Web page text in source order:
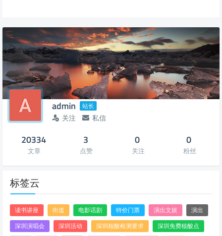
admin 站长
关注 私信
20334
文章
3
点赞
0
关注
0
粉丝
标签云
读书讲座 街道 电影话剧 特价门票 演出文娱
演出
深圳演唱会
深圳活动 深圳核酸检测要求
深圳免费核酸点